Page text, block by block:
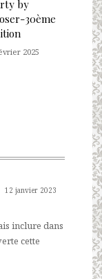
by
30ème
2025
12 janvier 2023
inclure dans
cette